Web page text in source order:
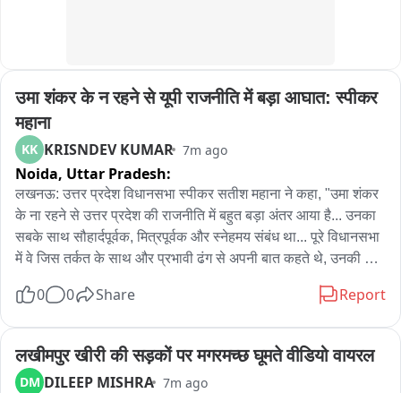
उमा शंकर के न रहने से यूपी राजनीति में बड़ा आघात: स्पीकर
महाना
KK KRISNDEV KUMAR 7m ago
Noida, Uttar Pradesh:
लखनऊ: उत्तर प्रदेश विधानसभा स्पीकर सतीश महाना ने कहा, "उमा शंकर
के ना रहने से उत्तर प्रदेश की राजनीति में बहुत बड़ा अंतर आया है... उनका
सबके साथ सौहार्दपूर्वक, मित्रपूर्वक और स्नेहमय संबंध था... पूरे विधानसभा
में वे जिस तर्कत के साथ और प्रभावी ढंग से अपनी बात कहते थे, उनकी कही
जाती थी तो उसके बारे में पूरे विधानसभा में संज्ञान लिया जाता था और समाज
उमा शंकर के न रहने से मैं स्वयं बहुत दुखी हूं... भगवान से प्रार्थना है कि वे
उन्हें अपने चरणों में स्थान दें..."
0 0 Share Report
लखीमपुर खीरी की सड़कों पर मगरमच्छ घूमते वीडियो वायरल
DM DILEEP MISHRA 7m ago